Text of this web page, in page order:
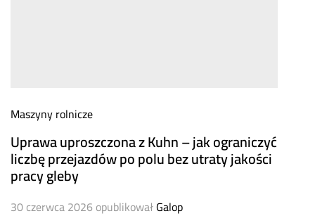
Maszyny rolnicze
Uprawa uproszczona z Kuhn – jak ograniczyć
liczbę przejazdów po polu bez utraty jakości
pracy gleby
30 czerwca 2026 opublikowałGalop